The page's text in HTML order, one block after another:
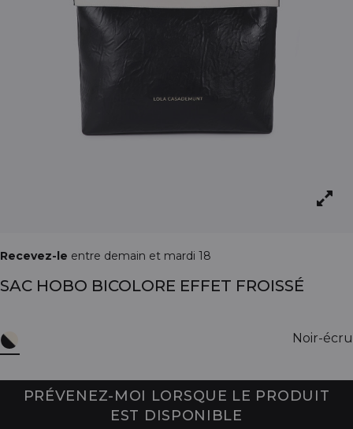
Recevez-le entre demain et mardi 18
SAC HOBO BICOLORE EFFET FROISSÉ
Noir-écru
PRÉVENEZ-MOI LORSQUE LE PRODUIT
EST DISPONIBLE